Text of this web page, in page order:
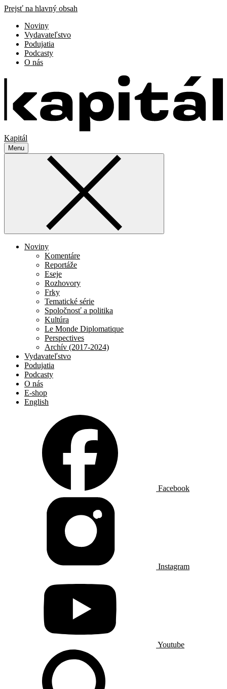
Prejsť na hlavný obsah
Noviny
Vydavateľstvo
Podujatia
Podcasty
O nás
Kapitál
Menu
Noviny
Komentáre
Reportáže
Eseje
Rozhovory
Frky
Tematické série
Spoločnosť a politika
Kultúra
Le Monde Diplomatique
Perspectives
Archív (2017-2024)
Vydavateľstvo
Podujatia
Podcasty
O nás
E-shop
English
Facebook
Instagram
Youtube